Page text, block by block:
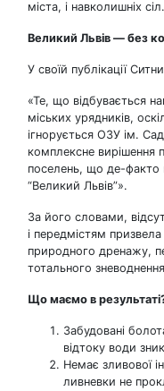
міста, і навколишніх сіл.
Великий Львів — без
У своїй публікації
«Те, що відбувається
міських урядників,
ігнорується ОЗУ ім.
комплексне вирішення
поселень, що де-факто
“Великий Львів”».
За його словами,
і передмістям
природного дренажу,
тотального
Що маємо в результаті
Забудовані
відтоку води
Немає зливової
ливневки не